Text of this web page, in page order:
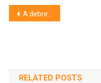
Bejegyzés
A debreceni Vezér utcán találták meg a Hajdúböszörményből ellopott gépkocsit
RELATED POSTS